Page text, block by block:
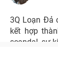
3Q Loạn Đả
kết hợp
scandal, sự